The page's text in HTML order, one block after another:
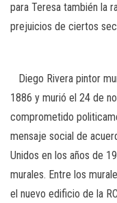
para Teresa también la
prejuicios de ciertos
Diego Rivera pintor
1886 y murió el 24 de
comprometido
mensaje social de
Unidos en los años de
murales. Entre los
el nuevo edificio de la